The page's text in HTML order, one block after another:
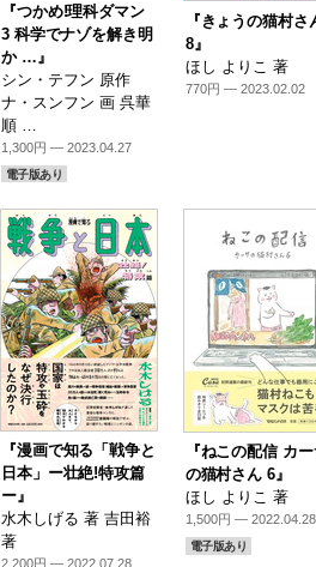
『つかめ!理科ダマン
3 科学でナゾを解き明
か …』
シン・テフン 原作
ナ・スンフン 画 呉華
順 …
1,300円 — 2023.04.27
電子版あり
『きょうの猫村さ
8』
ほし よりこ 著
770円 — 2023.02.02
『漫画で知る「戦争と
日本」ー壮絶!特攻篇
ー』
水木しげる 著 吉田裕
著
2,200円 — 2022.07.28
『ねこの配信 カ
の猫村さん 6』
ほし よりこ 著
1,500円 — 2022.04.28
電子版あり